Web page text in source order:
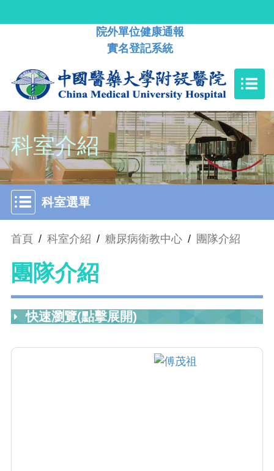
院外單位健康通報
實名登記系統
科室介紹
科室選單
首頁 / 科室介紹 / 糖尿病衛教中心 / 團隊介紹
團隊介紹
快速瀏覽(點擊展開)